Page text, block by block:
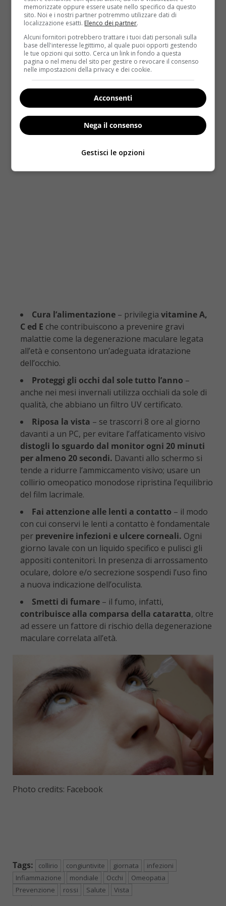
granuli 3 volte al dì, in presenza di secrezione
congiuntivale, edema, gonfiore palpebrale e dolore
oculare pungente e bruciante.
, 5 granuli 3 volte al dì, è indicato quando
l’arrossamento oculare compare all’improvviso e si
sviluppa rapidamente e se il paziente lamenta anche
dolori oculari e un peggioramento dei sintomi per un
colpo d’aria. Se le palpebre sono arrossate e gonfie,
e sono presenti secrezioni importanti e bruciore
oculare, va assuntoMercurius solubilis 9 CH, 5
granuli 3 volte al giorno”. Ecco5 consigli per
Cura l’alimentazione – privilegia vitamine A,
C ed E che contribuiscono a prevenire gravi
malattie come la degenerazione maculare legata
all’età e consentono un’adeguata idratazione
dell’occhio.
Proteggi gli occhi dal sole tutto l’anno –
anche nei mesi invernali utilizza occhiali da sole di
qualità, che abbiano un filtro UV certificato.
Riposa la vista – se trascorri 8 ore al giorno
davanti a un PC, per evitare l’affaticamento visivo
distogli lo sguardo dal monitor ogni 20 minuti
per almeno 20 secondi. Davanti allo schermo si
tende a ridurre l’ammiccamento visivo; usare un
collirio omeopatico monodose ripristina l’equilibrio
del film lacrimale.
Fai attenzione alle lenti a contatto – il modo
con cui conservi le lenti a contatto è fondamentale
per prevenire infezioni e ulcere corneali. Ogni
giorno lavale con un liquido specifico e pulisci gli
appositi contenitori. In presenza di arrossamento
oculare, dolore e/o secrezione sospendi l’uso fino
a nuova indicazione dell’oculista.
Smetti di fumare – il fumo, infatti,
contribuisce alla comparsa della cataratta, oltre
ad essere un fattore di rischio della degenerazione
maculare correlata all’età.
Photo credits: Facebook
Tags: collirio congiuntivite giornata
infezioni
Infiammazione
mondiale Occhi
Omeopatia
Prevenzione
rossi Salute Vista
memorizzate oppure essere usate nello specifico da questo
sito. Noi e i nostri partner potremmo utilizzare dati di
localizzazione esatti. Elenco dei partner.
Alcuni fornitori potrebbero trattare i tuoi dati personali sulla
base dell'interesse legittimo, al quale puoi opporti gestendo
le tue opzioni qui sotto. Cerca un link in fondo a questa
pagina o nel menu del sito per gestire o revocare il consenso
nelle impostazioni della privacy e dei cookie.
Acconsenti
Nega il consenso
Gestisci le opzioni